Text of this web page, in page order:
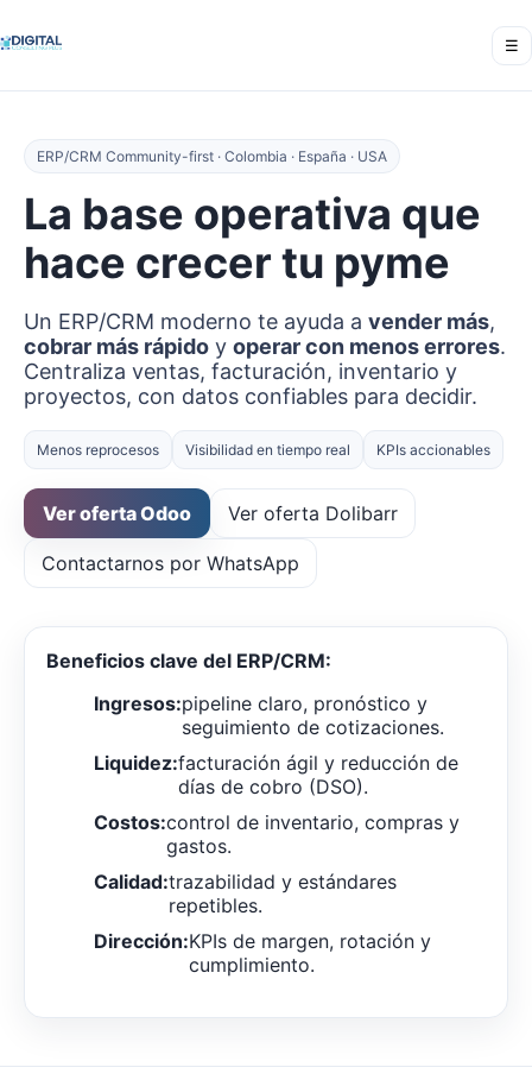
☰
ERP/CRM Community-first · Colombia · España · USA
La base operativa que
hace crecer tu pyme
Un ERP/CRM moderno te ayuda a vender más,
cobrar más rápido y operar con menos errores.
Centraliza ventas, facturación, inventario y
proyectos, con datos confiables para decidir.
Menos reprocesos Visibilidad en tiempo real KPIs accionables
Ver oferta Odoo Ver oferta Dolibarr
Contactarnos por WhatsApp
Beneficios clave del ERP/CRM:
Ingresos:pipeline claro, pronóstico y
seguimiento de cotizaciones.
Liquidez:facturación ágil y reducción de
días de cobro (DSO).
Costos:control de inventario, compras y
gastos.
Calidad:trazabilidad y estándares
repetibles.
Dirección:KPIs de margen, rotación y
cumplimiento.